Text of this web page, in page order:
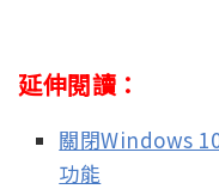
延伸閱讀：
關閉Windows
功能